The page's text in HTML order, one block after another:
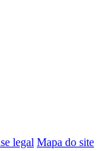
legal Mapa do site